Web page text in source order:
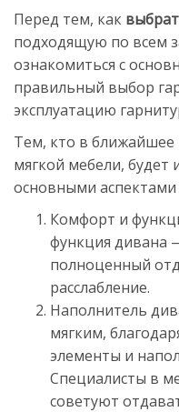
Перед тем, как
подходящую по всем
ознакомиться с
правильный выбор
эксплуатацию
Тем, кто в ближайшее
мягкой мебели, будет
основными
Комфорт и
функция дивана
полноценный
расслабление.
Наполнитель
мягким,
элементы и
Специалисты в
советуют